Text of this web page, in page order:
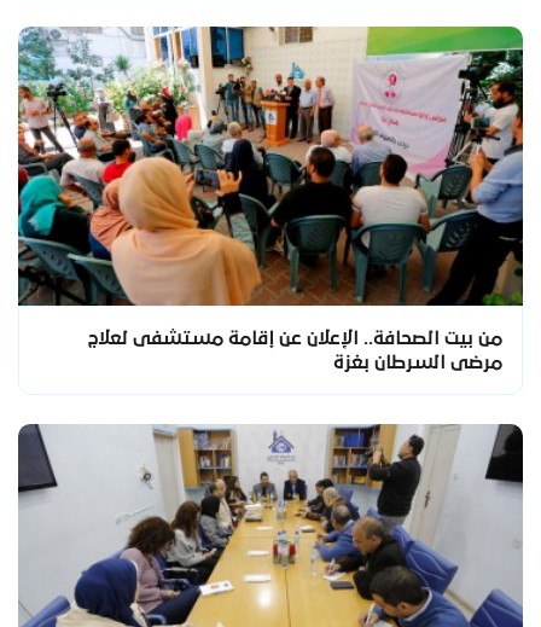
من بيت الصحافة.. الإعلان عن إقامة مستشفى لعلاج
مرضى السرطان بغزة